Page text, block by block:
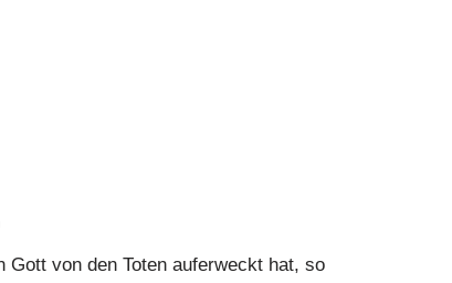
von den Toten auferweckt hat, so